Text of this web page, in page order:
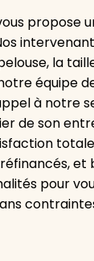
vous
la
équipe
à notre
de son
et
pour